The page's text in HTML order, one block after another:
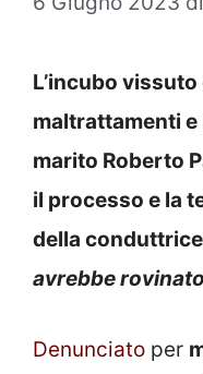
L’incubo
maltrattamenti e
marito Roberto
il processo e la
della
avrebbe
Denunciato per